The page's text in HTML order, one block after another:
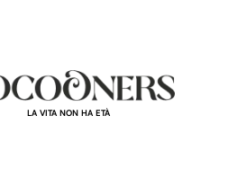
LA VITA NON HA ETÀ